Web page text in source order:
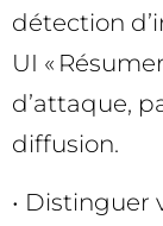
détection
UI «
d’attaque,
diffusion.
• Distinguer